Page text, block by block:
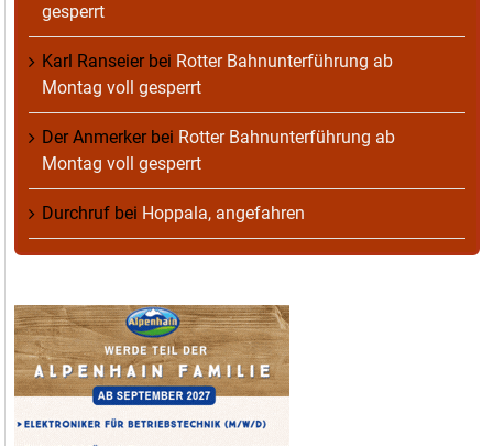
gesperrt
Karl Ranseierbei Rotter Bahnunterführung ab
Montag voll gesperrt
Der Anmerkerbei Rotter Bahnunterführung ab
Montag voll gesperrt
Durchruf bei Hoppala, angefahren